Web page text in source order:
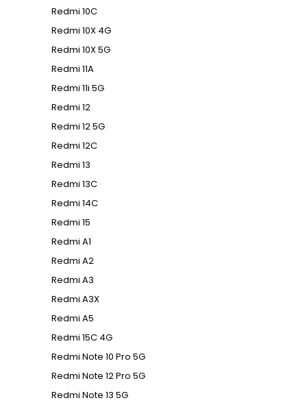
Redmi 10C
Redmi 10X 4G
Redmi 10X 5G
Redmi 11A
Redmi 11i 5G
Redmi 12
Redmi 12 5G
Redmi 12C
Redmi 13
Redmi 13C
Redmi 14C
Redmi 15
Redmi A1
Redmi A2
Redmi A3
Redmi A3X
Redmi A5
Redmi 15C 4G
Redmi Note 10 Pro 5G
Redmi Note 12 Pro 5G
Redmi Note 13 5G